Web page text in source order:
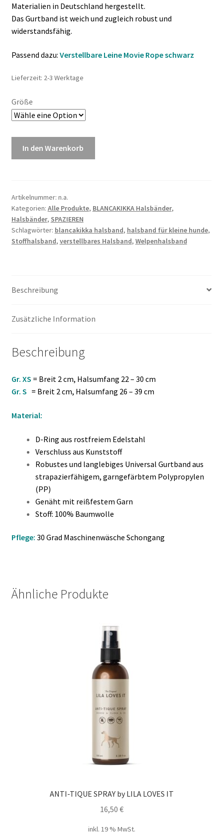
Materialien in Deutschland hergestellt.
Das Gurtband ist weich und zugleich robust und
widerstandsfähig.
Passend dazu: Verstellbare Leine Movie Ropeschwarz
Lieferzeit: 2-3 Werktage
Größe
In den Warenkorb
Artikelnummer: n.a.
Kategorien: Alle Produkte, BLANCAKIKKA Halsbänder,
Halsbänder, SPAZIEREN
Schlagwörter: blancakikka halsband, halsband für kleine hunde,
Stoffhalsband, verstellbares Halsband, Welpenhalsband
Beschreibung
Zusätzliche Information
Beschreibung
Gr. XS = Breit 2 cm, Halsumfang 22 – 30 cm
Gr. S = Breit 2 cm, Halsumfang 26 – 39 cm
Material:
D-Ring aus rostfreiem Edelstahl
Verschluss aus Kunststoff
Robustes und langlebiges Universal Gurtband aus
strapazierfähigem, garngefärbtem Polypropylen
(PP)
Genäht mit reißfestem Garn
Stoff: 100% Baumwolle
Pflege: 30 Grad Maschinenwäsche Schongang
Ähnliche Produkte
ANTI-TIQUE SPRAY by LILA LOVES IT
16,50 €
inkl. 19 % MwSt.